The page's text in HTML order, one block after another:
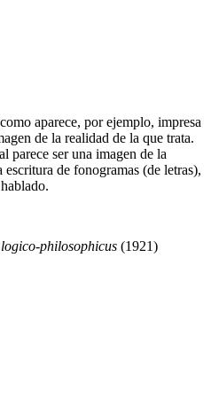
aparece, por ejemplo, impresa
de la realidad de la que trata.
parece ser una imagen de la
de fonogramas (de letras),
philosophicus (1921)